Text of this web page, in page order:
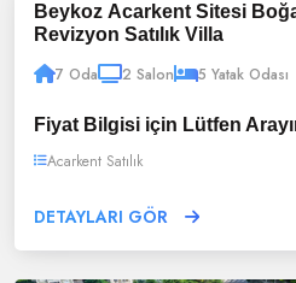
Beykoz Acarkent Sitesi
Revizyon Satılık Villa
7 Oda 2 Salon 5 Yatak Odası
Fiyat Bilgisi için Lütfen
Acarkent Satılık
DETAYLARI GÖR